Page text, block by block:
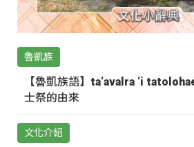
魯凱族
【魯凱族語】ta‘avalra ‘i
士祭的由來
文化介紹